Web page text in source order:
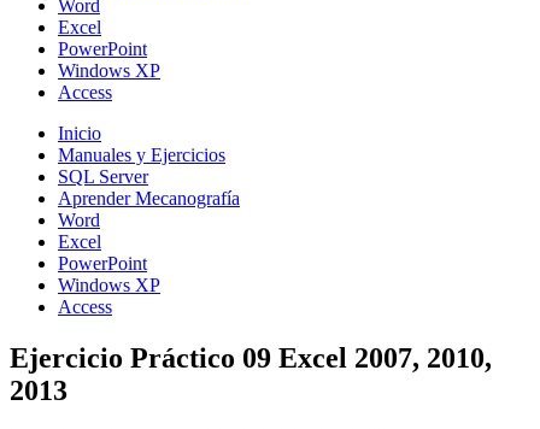
Word
Excel
PowerPoint
Windows XP
Access
Inicio
Manuales y Ejercicios
SQL Server
Aprender Mecanografía
Word
Excel
PowerPoint
Windows XP
Access
Ejercicio Práctico 09 Excel 2007, 2010,
2013